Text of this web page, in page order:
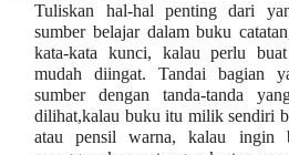
Tuliskan hal-hal penting dari
sumber belajar dalam buku
kata-kata kunci, kalau perlu
mudah diingat. Tandai bagian
sumber dengan tanda-tanda
dilihat,kalau buku itu milik sendiri
atau pensil warna, kalau ingin